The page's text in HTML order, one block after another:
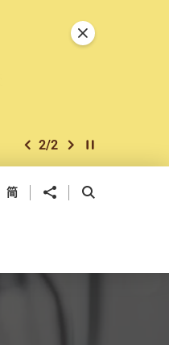
上一個
2/2 下一個開始/暫停幻燈
關閉特別通告
简 分享到 開啟搜尋框